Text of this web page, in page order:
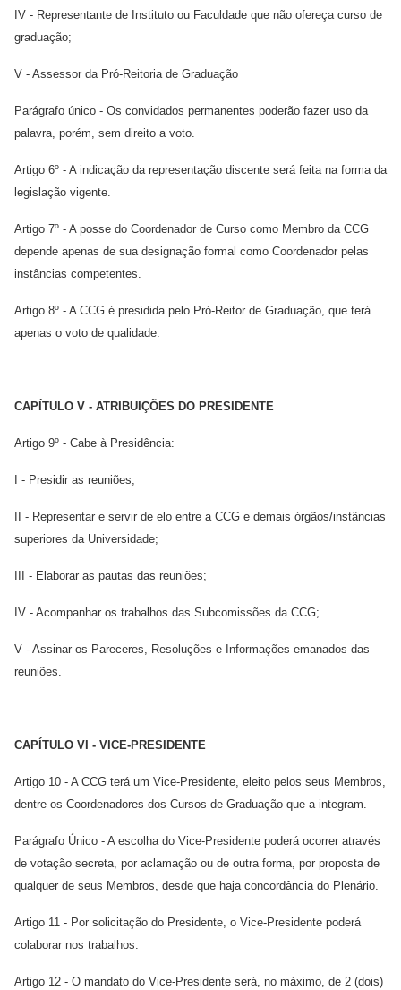
IV - Representante de Instituto ou Faculdade que não ofereça curso de
graduação;
V - Assessor da Pró-Reitoria de Graduação
Parágrafo único - Os convidados permanentes poderão fazer uso da
palavra, porém, sem direito a voto.
Artigo 6º - A indicação da representação discente será feita na forma da
legislação vigente.
Artigo 7º - A posse do Coordenador de Curso como Membro da CCG
depende apenas de sua designação formal como Coordenador pelas
instâncias competentes.
Artigo 8º - A CCG é presidida pelo Pró-Reitor de Graduação, que terá
apenas o voto de qualidade.
CAPÍTULO V - ATRIBUIÇÕES DO PRESIDENTE
Artigo 9º - Cabe à Presidência:
I - Presidir as reuniões;
II - Representar e servir de elo entre a CCG e demais órgãos/instâncias
superiores da Universidade;
III - Elaborar as pautas das reuniões;
IV - Acompanhar os trabalhos das Subcomissões da CCG;
V - Assinar os Pareceres, Resoluções e Informações emanados das
reuniões.
CAPÍTULO VI - VICE-PRESIDENTE
Artigo 10 - A CCG terá um Vice-Presidente, eleito pelos seus Membros,
dentre os Coordenadores dos Cursos de Graduação que a integram.
Parágrafo Único - A escolha do Vice-Presidente poderá ocorrer através
de votação secreta, por aclamação ou de outra forma, por proposta de
qualquer de seus Membros, desde que haja concordância do Plenário.
Artigo 11 - Por solicitação do Presidente, o Vice-Presidente poderá
colaborar nos trabalhos.
Artigo 12 - O mandato do Vice-Presidente será, no máximo, de 2 (dois)